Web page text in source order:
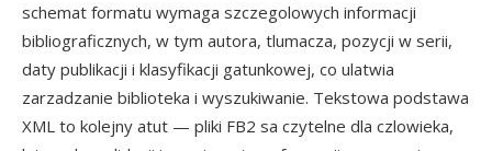
schemat formatu wymaga szczegolowych informacji
bibliograficznych, w tym autora, tlumacza, pozycji w serii,
daty publikacji i klasyfikacji gatunkowej, co ulatwia
zarzadzanie biblioteka i wyszukiwanie. Tekstowa podstawa
XML to kolejny atut — pliki FB2 sa czytelne dla czlowieka,